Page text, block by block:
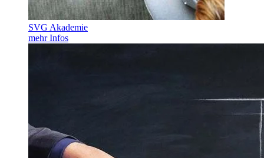
SVG Akademie
mehr Infos